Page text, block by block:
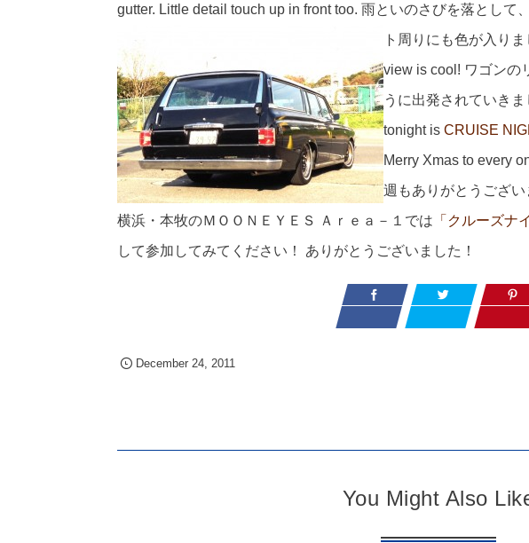
gutter. Little detail touch up in front too. 雨といのさびを落として
ト周りにも色が入りま
view is cool! ワゴンの
うに出発されていき
tonight is CRUISE
Merry Xmas to every
週もありがとうござい
横浜・本牧のＭＯＯＮＥＹＥＳ Ａｒｅａ－１では 「クルーズナ
して参加してみてください！ ありがとうございました！
December 24, 2011
You Might Also